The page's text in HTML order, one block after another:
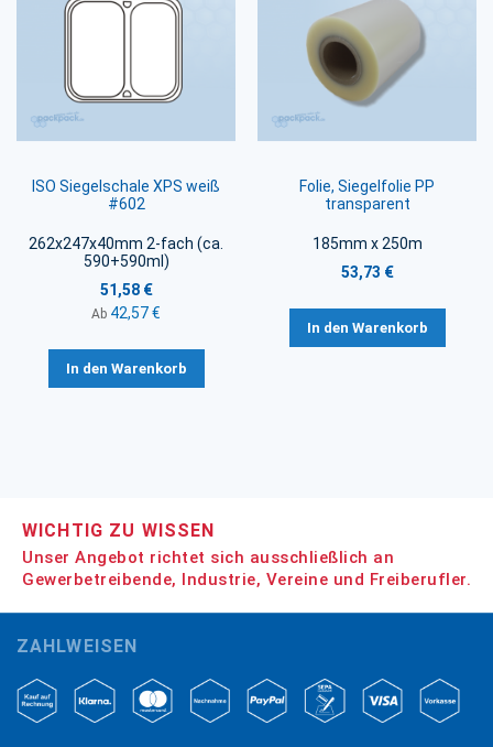
ISO Siegelschale XPS weiß
#602
262x247x40mm 2-fach (ca.
590+590ml)
51,58 €
Ab 42,57 €
In den Warenkorb
Folie, Siegelfolie PP
transparent
185mm x 250m
53,73 €
In den Warenkorb
WICHTIG ZU WISSEN
Unser Angebot richtet sich ausschließlich an
Gewerbetreibende, Industrie, Vereine und Freiberufler.
ZAHLWEISEN